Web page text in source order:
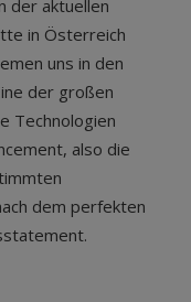
der aktuellen
in Österreich
uns in den
der großen
Technologien
also die
dem perfekten